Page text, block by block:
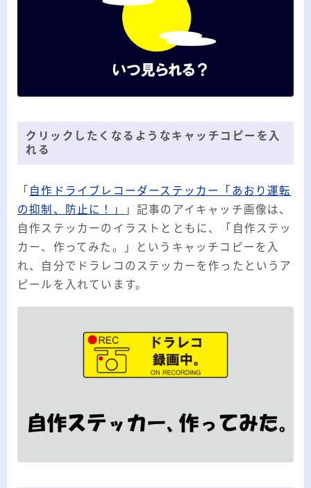
クリックしたくなるようなキャッチコピーを入
れる
「 自作ドライブレコーダーステッカー「あおり運転
の抑制、防止に！」
」記事のアイキャッチ画像は、
自作ステッカーのイラストとともに、「自作ステッ
カー、作ってみた。」というキャッチコピーを入
れ、自分でドラレコのステッカーを作ったというア
ピールを入れています。